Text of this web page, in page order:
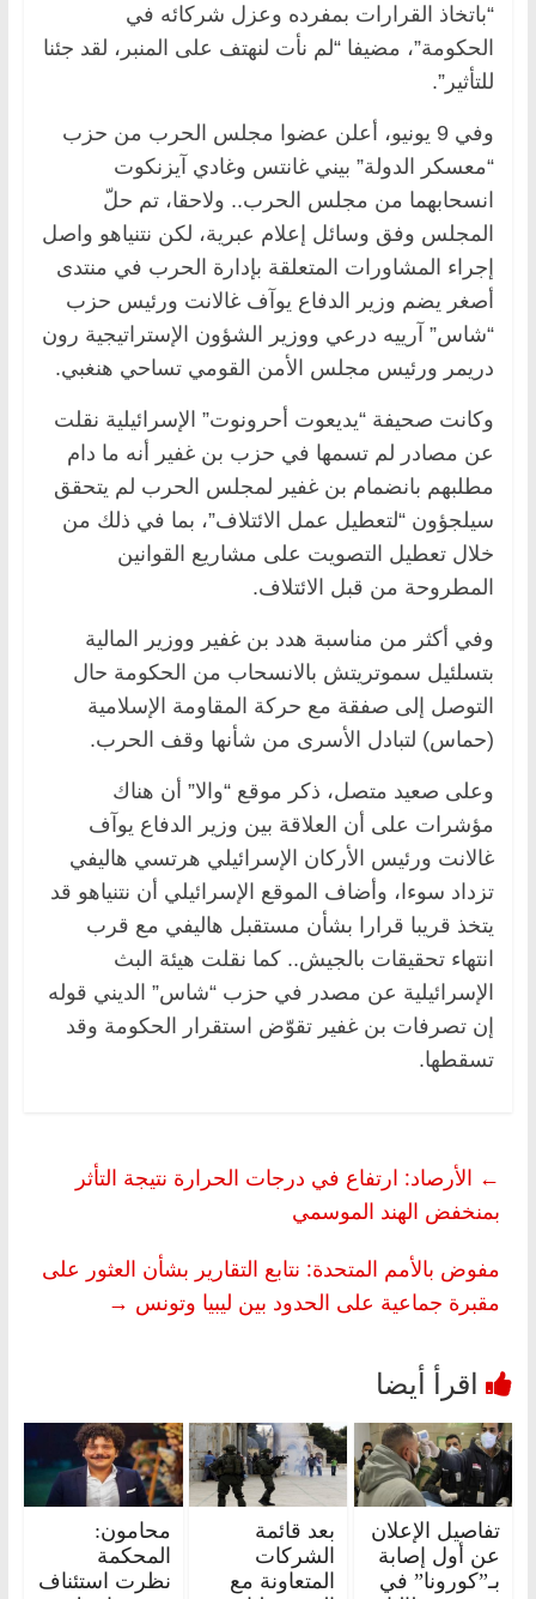
“باتخاذ القرارات بمفرده وعزل شركائه في
الحكومة”، مضيفا “لم نأت لنهتف على المنبر، لقد جئنا
للتأثير”.
وفي 9 يونيو، أعلن عضوا مجلس الحرب من حزب
“معسكر الدولة” بيني غانتس وغادي آيزنكوت
انسحابهما من مجلس الحرب.. ولاحقا، تم حلّ
المجلس وفق وسائل إعلام عبرية، لكن نتنياهو واصل
إجراء المشاورات المتعلقة بإدارة الحرب في منتدى
أصغر يضم وزير الدفاع يوآف غالانت ورئيس حزب
“شاس” آرييه درعي ووزير الشؤون الإستراتيجية رون
دريمر ورئيس مجلس الأمن القومي تساحي هنغبي.
وكانت صحيفة “يديعوت أحرونوت” الإسرائيلية نقلت
عن مصادر لم تسمها في حزب بن غفير أنه ما دام
مطلبهم بانضمام بن غفير لمجلس الحرب لم يتحقق
سيلجؤون “لتعطيل عمل الائتلاف”، بما في ذلك من
خلال تعطيل التصويت على مشاريع القوانين
المطروحة من قبل الائتلاف.
وفي أكثر من مناسبة هدد بن غفير ووزير المالية
بتسلئيل سموتريتش بالانسحاب من الحكومة حال
التوصل إلى صفقة مع حركة المقاومة الإسلامية
(حماس) لتبادل الأسرى من شأنها وقف الحرب.
وعلى صعيد متصل، ذكر موقع “والا” أن هناك
مؤشرات على أن العلاقة بين وزير الدفاع يوآف
غالانت ورئيس الأركان الإسرائيلي هرتسي هاليفي
تزداد سوءا، وأضاف الموقع الإسرائيلي أن نتنياهو قد
يتخذ قريبا قرارا بشأن مستقبل هاليفي مع قرب
انتهاء تحقيقات بالجيش.. كما نقلت هيئة البث
الإسرائيلية عن مصدر في حزب “شاس” الديني قوله
إن تصرفات بن غفير تقوّض استقرار الحكومة وقد
تسقطها.
← الأرصاد: ارتفاع في درجات الحرارة نتيجة التأثر
بمنخفض الهند الموسمي
مفوض بالأمم المتحدة: نتابع التقارير بشأن العثور على
مقبرة جماعية على الحدود بين ليبيا وتونس →
تفاصيل الإعلان
عن أول إصابة
بـ”كورونا” في
بعد قائمة
الشركات
المتعاونة مع
محامون:
المحكمة
نظرت استئناف